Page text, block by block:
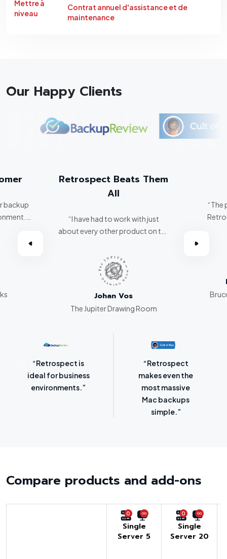
Mettre à
niveau
Contrat annuel d'assistance et de
maintenance
Our Happy Clients
backup
Retrospect Beats Them
All
“I have had to work with just
about every other product on the
all hands down.”
Johan Vos
The Jupiter Drawing Room
“The
“Retrospect for
Mac is bursting
with backup
“Laser-sharp
focus on
protecting
SMBs.”
Compare products and add-ons
0
Single
Server 5
0
Single
Server 20